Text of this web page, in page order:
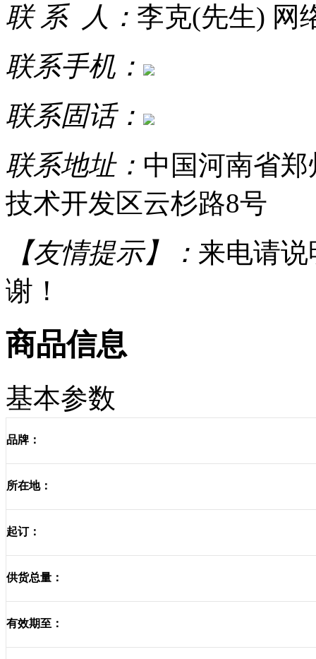
联 系 人： 李克(先生) 网
联系手机：
联系固话：
联系地址： 中国河南省
技术开发区云杉路8号
【友情提示】： 来电请
谢！
商品信息
基本参数
品牌：
所在地：
起订：
供货总量：
有效期至：